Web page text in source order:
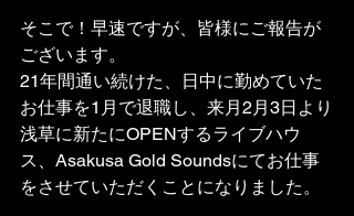
そこで！早速ですが、皆様にご報告が
ございます。
21年間通い続けた、日中に勤めていた
お仕事を1月で退職し、来月2月3日より
浅草に新たにOPENするライブハウ
ス、Asakusa Gold Soundsにてお仕事
をさせていただくことになりました。